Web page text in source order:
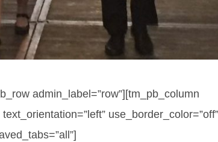
admin_label=”row”][tm_pb_column
use_border_color=”off”